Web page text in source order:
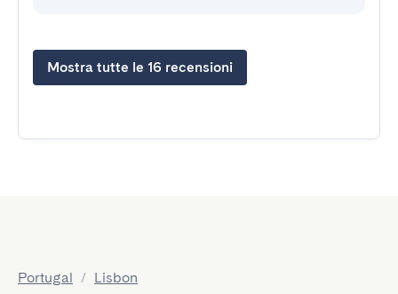
Mostra tutte le 16 recensioni
Portugal / Lisbon